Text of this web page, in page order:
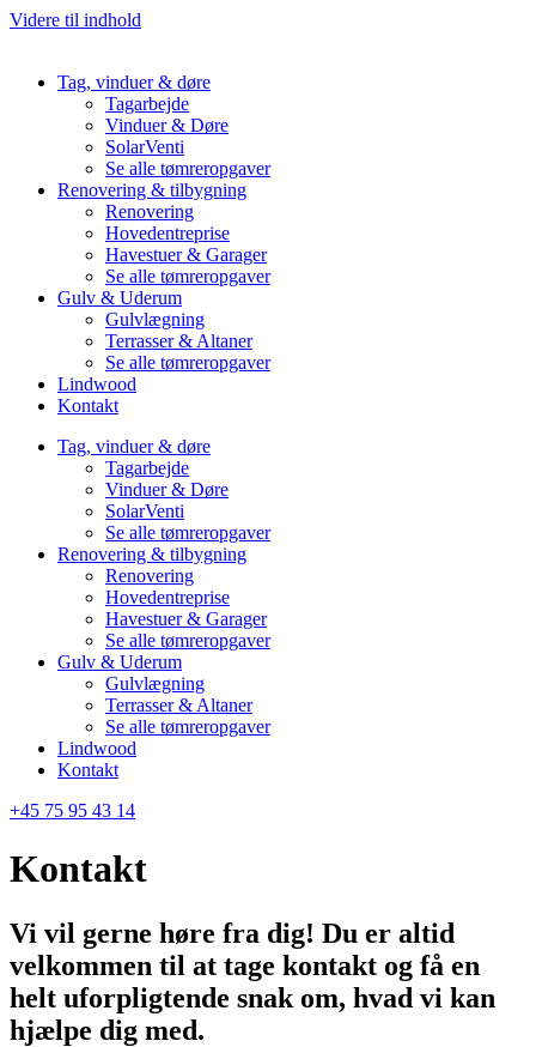
Videre til indhold
Tag, vinduer & døre
Tagarbejde
Vinduer & Døre
SolarVenti
Se alle tømreropgaver
Renovering & tilbygning
Renovering
Hovedentreprise
Havestuer & Garager
Se alle tømreropgaver
Gulv & Uderum
Gulvlægning
Terrasser & Altaner
Se alle tømreropgaver
Lindwood
Kontakt
Tag, vinduer & døre
Tagarbejde
Vinduer & Døre
SolarVenti
Se alle tømreropgaver
Renovering & tilbygning
Renovering
Hovedentreprise
Havestuer & Garager
Se alle tømreropgaver
Gulv & Uderum
Gulvlægning
Terrasser & Altaner
Se alle tømreropgaver
Lindwood
Kontakt
+45 75 95 43 14
Kontakt
Vi vil gerne høre fra dig! Du er altid
velkommen til at tage kontakt og få en
helt uforpligtende snak om, hvad vi kan
hjælpe dig med.